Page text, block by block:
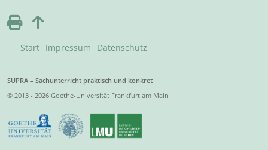
Start Impressum Datenschutz
SUPRA – Sachunterricht praktisch und konkret
© 2013 - 2026 Goethe-Universität Frankfurt am Main